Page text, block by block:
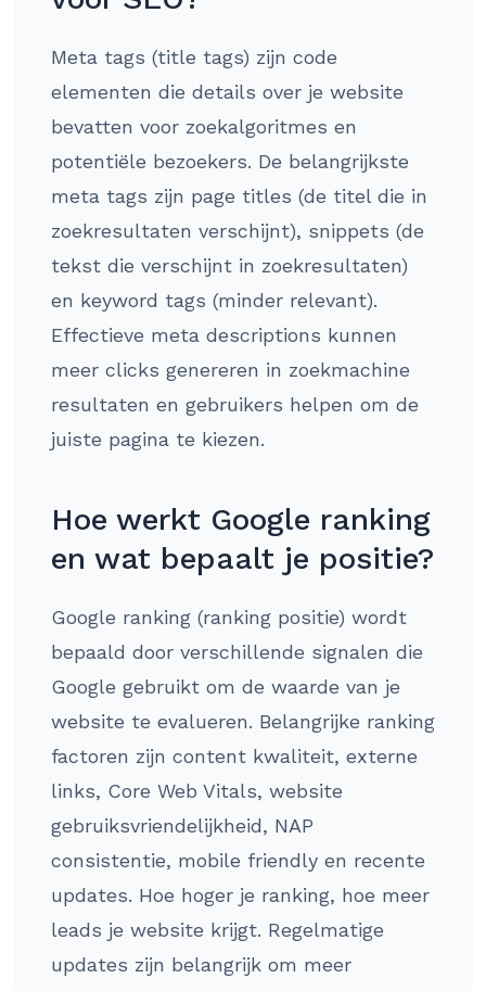
Meta tags (title tags) zijn code
elementen die details over je website
bevatten voor zoekalgoritmes en
potentiële bezoekers. De belangrijkste
meta tags zijn page titles (de titel die in
zoekresultaten verschijnt), snippets (de
tekst die verschijnt in zoekresultaten)
en keyword tags (minder relevant).
Effectieve meta descriptions kunnen
meer clicks genereren in zoekmachine
resultaten en gebruikers helpen om de
juiste pagina te kiezen.
Hoe werkt Google ranking
en wat bepaalt je positie?
Google ranking (ranking positie) wordt
bepaald door verschillende signalen die
Google gebruikt om de waarde van je
website te evalueren. Belangrijke ranking
factoren zijn content kwaliteit, externe
links, Core Web Vitals, website
gebruiksvriendelijkheid, NAP
consistentie, mobile friendly en recente
updates. Hoe hoger je ranking, hoe meer
leads je website krijgt. Regelmatige
updates zijn belangrijk om meer